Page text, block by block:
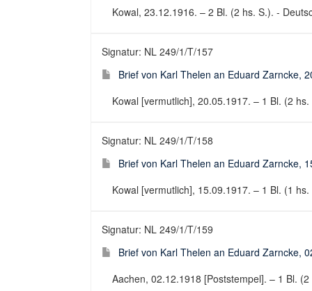
Kowal, 23.12.1916. – 2 Bl. (2 hs. S.). -
Signatur: NL 249/1/T/157
Brief von Karl Thelen an Eduard Zarncke,
Kowal [vermutlich], 20.05.1917. – 1 Bl. (2
Signatur: NL 249/1/T/158
Brief von Karl Thelen an Eduard Zarncke,
Kowal [vermutlich], 15.09.1917. – 1 Bl. (1
Signatur: NL 249/1/T/159
Brief von Karl Thelen an Eduard Zarncke,
Aachen, 02.12.1918 [Poststempel]. – 1 Bl.